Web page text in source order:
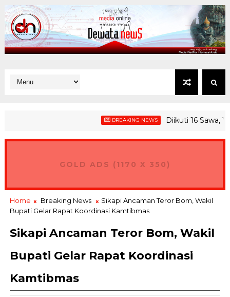
BREAKING NEWS Diikuti 16 Sawa,
GOLD ADS (1170 X 350)
Home Breaking News
Sikapi Ancaman Teror Bom, Wakil
Bupati Gelar Rapat Koordinasi Kamtibmas
Sikapi Ancaman Teror Bom, Wakil
Bupati Gelar Rapat Koordinasi
Kamtibmas